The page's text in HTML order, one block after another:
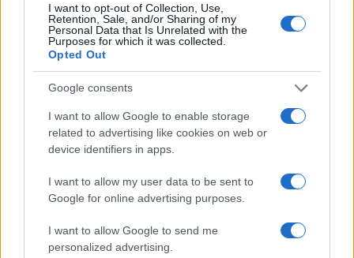
I want to opt-out of Collection, Use,
Retention, Sale, and/or Sharing of my
Personal Data that Is Unrelated with the
Purposes for which it was collected.
Opted Out
Google consents
I want to allow Google to enable storage
related to advertising like cookies on web or
device identifiers in apps.
I want to allow my user data to be sent to
Google for online advertising purposes.
I want to allow Google to send me
personalized advertising.
Continuez la lecture
NEWS